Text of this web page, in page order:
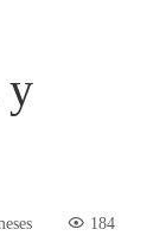
y
184